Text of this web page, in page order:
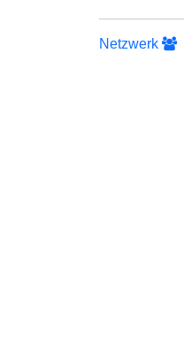
Netzwerk